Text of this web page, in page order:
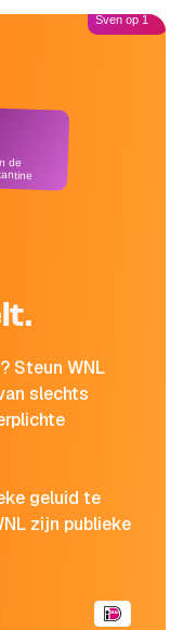
Steun WNL
slechts
geluid te
zijn publieke
de
Sven op 1